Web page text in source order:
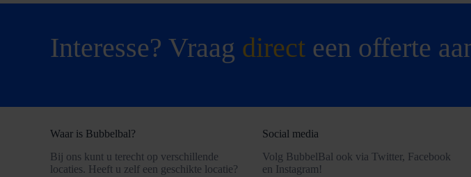
Interesse? Vraag direct een offerte
Waar is Bubbelbal?
Bij ons kunt u terecht op verschillende
locaties. Heeft u zelf een geschikte locatie?
Social media
Volg BubbelBal ook via Twitter, Facebook
en Instagram!